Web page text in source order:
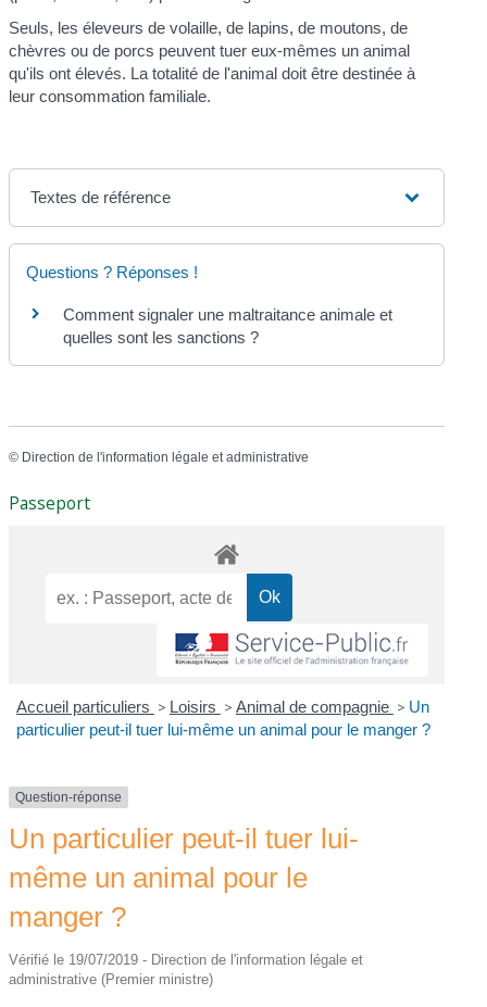
Seuls, les éleveurs de volaille, de lapins, de moutons, de
chèvres ou de porcs peuvent tuer eux-mêmes un animal
qu'ils ont élevés. La totalité de l'animal doit être destinée à
leur consommation familiale.
Textes de référence
Questions ? Réponses !
Comment signaler une maltraitance animale et
quelles sont les sanctions ?
© Direction de l'information légale et administrative
Passeport
Accueil particuliers > Loisirs > Animal de compagnie > Un
particulier peut-il tuer lui-même un animal pour le manger ?
Question-réponse
Un particulier peut-il tuer lui-
même un animal pour le
manger ?
Vérifié le 19/07/2019 - Direction de l'information légale et
administrative (Premier ministre)